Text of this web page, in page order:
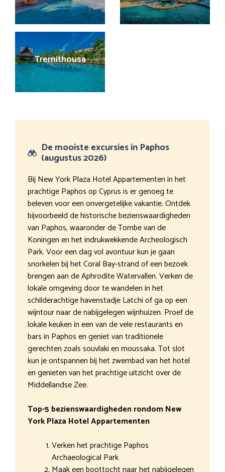
Tremithousa
De mooiste excursies in Paphos
(augustus 2026)
Bij New York Plaza Hotel Appartementen in het
prachtige Paphos op Cyprus is er genoeg te
beleven voor een onvergetelijke vakantie. Ontdek
bijvoorbeeld de historische bezienswaardigheden
van Paphos, waaronder de Tombe van de
Koningen en het indrukwekkende Archeologisch
Park. Voor een dag vol avontuur kun je gaan
snorkelen bij het Coral Bay-strand of een bezoek
brengen aan de Aphrodite Watervallen. Verken de
lokale omgeving door te wandelen in het
schilderachtige havenstadje Latchi of ga op een
wijntour naar de nabijgelegen wijnhuizen. Proef de
lokale keuken in een van de vele restaurants en
bars in Paphos en geniet van traditionele
gerechten zoals souvlaki en moussaka. Tot slot
kun je ontspannen bij het zwembad van het hotel
en genieten van het prachtige uitzicht over de
Middellandse Zee.
Top-5 bezienswaardigheden rondom New
York Plaza Hotel Appartementen
Verken het prachtige Paphos
Archaeological Park